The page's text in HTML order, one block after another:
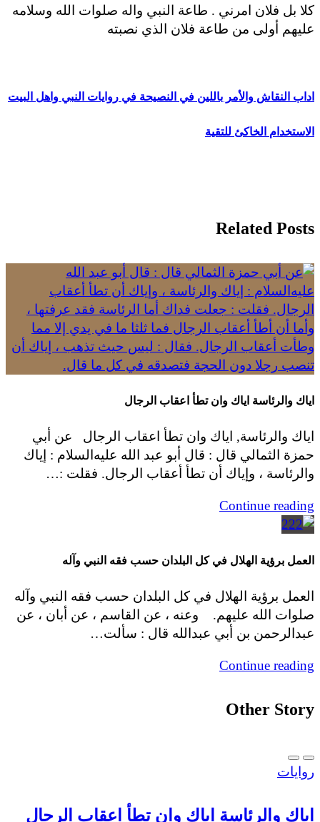
كلا بل فلان امرني . طاعة النبي واله صلوات الله وسلامه
عليهم أولى من طاعة فلان الذي نصبته
تصفّح
اداب النقاش والأمر باللين في النصيحة في روايات النبي واهل البيت
الاستخدام الخاكئ للتقية
Related Posts
اياك والرئاسة اياك وان تطأ اعقاب الرجال
اياك والرئاسة, اياك وان تطأ اعقاب الرجال عن أبي
حمزة الثمالي قال : قال أبو عبد الله عليه‌السلام : إياك
والرئاسة ، وإياك أن تطأ أعقاب الرجال. فقلت :…
Continue reading
العمل برؤية الهلال في كل البلدان حسب فقه النبي وآله
العمل برؤية الهلال في كل البلدان حسب فقه النبي وآله
صلوات الله عليهم. وعنه ، عن القاسم ، عن أبان ، عن
عبدالرحمن بن أبي عبدالله قال : سألت…
Continue reading
Other Story
روايات
اياك والرئاسة اياك وان تطأ اعقاب الرجال